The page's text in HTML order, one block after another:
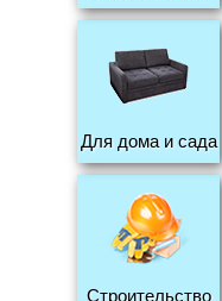
Для дома и сада
Строительство